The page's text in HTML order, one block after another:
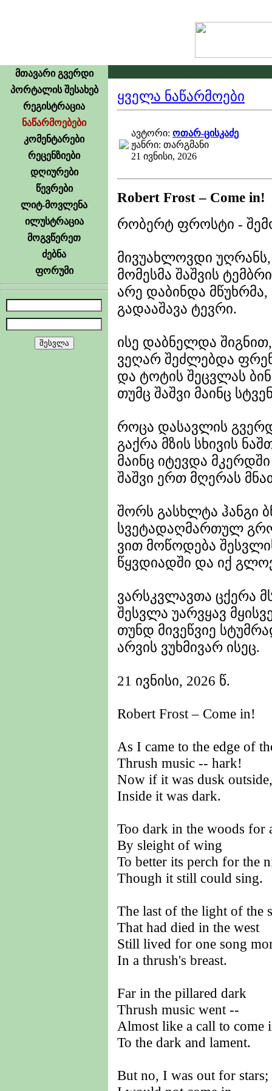
მთავარი გვერდი
პორტალის შესახებ
რეგისტრაცია
ნაწარმოებები
კომენტარები
რეცენზიები
დღიურები
წევრები
ლიტ-მოვლენა
ილუსტრაცია
მოგვწერეთ
ძებნა
ფორუმი
ყველა ნაწარმოები
ავტორი: ოთარ-ცისკაძე
ჟანრი: თარგმანი
21 ივნისი, 2026
Robert Frost – Come in!
რობერტ ფროსტი -
მივუახლოვდი უღრანს,
მომესმა შაშვის
არე დაბინდა მწუხრმა,
გადააშავა ტევრი.
ისე დაბნელდა შიგნით,
ვეღარ შეძლებდა
და ტოტის შეცვლას
თუმც შაშვი მაინც
როცა დასავლის
გაქრა მზის სხივის
მაინც იტევდა მკერდში
შაშვი ერთ მღერას
შორს გასხლტა ჰანგი
სვეტადაღმართულ
ვით მოწოდება
წყვდიადში და იქ
ვარსკვლავთა ცქერა
შესვლა უარვყავ
თუნდ მივეწვიე
არვის ვუხმივარ ისეც.
21 ივნისი, 2026 წ.
Robert Frost – Come in!
As I came to the edge of
Thrush music -- hark!
Now if it was dusk outside,
Inside it was dark.
Too dark in the woods for
By sleight of wing
To better its perch for the
Though it still could sing.
The last of the light of the
That had died in the west
Still lived for one song
In a thrush's breast.
Far in the pillared dark
Thrush music went --
Almost like a call to come
To the dark and lament.
But no, I was out for stars;